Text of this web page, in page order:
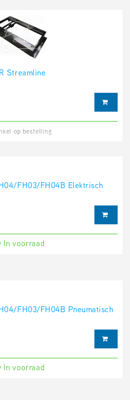
Streamline
op bestelling
FH03/FH04B Elektrisch
In voorraad
FH03/FH04B Pneumatisch
In voorraad